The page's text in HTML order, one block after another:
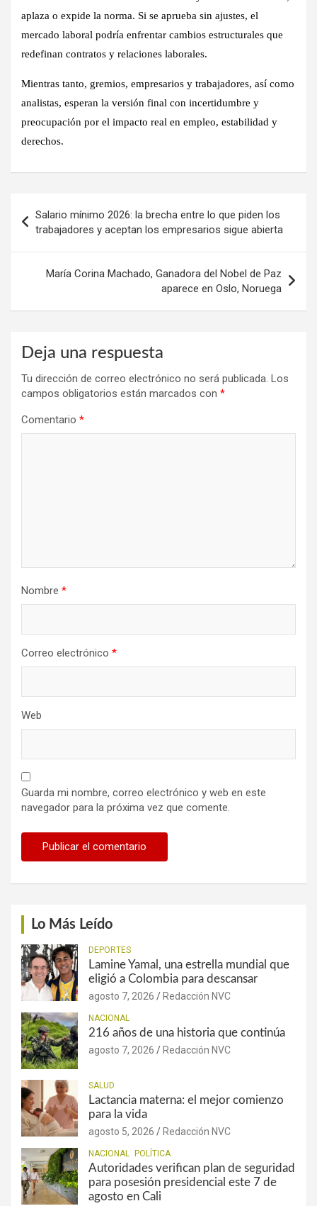
aplaza o expide la norma. Si se aprueba sin ajustes, el
mercado laboral podría enfrentar cambios estructurales que
redefinan contratos y relaciones laborales.
Mientras tanto, gremios, empresarios y trabajadores, así como
analistas, esperan la versión final con incertidumbre y
preocupación por el impacto real en empleo, estabilidad y
derechos.
de
entradas
Salario mínimo 2026: la brecha entre lo que piden los
trabajadores y aceptan los empresarios sigue abierta
María Corina Machado, Ganadora del Nobel de Paz
aparece en Oslo, Noruega
Deja una respuesta
Tu dirección de correo electrónico no será publicada. Los
campos obligatorios están marcados con *
Comentario *
Nombre *
Correo electrónico *
Web
Guarda mi nombre, correo electrónico y web en este
navegador para la próxima vez que comente.
Lo Más Leído
DEPORTES
Lamine Yamal, una estrella mundial que
eligió a Colombia para descansar
agosto 7, 2026 Redacción NVC
NACIONAL
216 años de una historia que continúa
agosto 7, 2026 Redacción NVC
SALUD
Lactancia materna: el mejor comienzo
para la vida
agosto 5, 2026 Redacción NVC
NACIONAL POLÍTICA
Autoridades verifican plan de seguridad
para posesión presidencial este 7 de
agosto en Cali